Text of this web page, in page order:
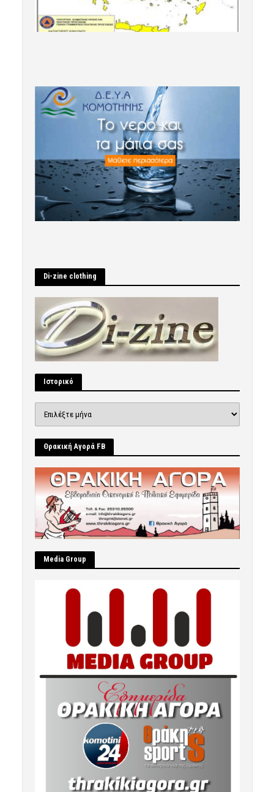
7 Αυγούστου 2026 10:24 komotini24
Di-zine clothing
Ιστορικό
Θρακική Αγορά FB
Μedia Group